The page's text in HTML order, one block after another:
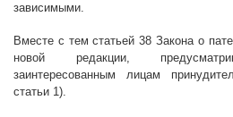
зависимыми.
Вместе с тем статьей 38 Закона о
новой редакции,
заинтересованным лицам
статьи 1).